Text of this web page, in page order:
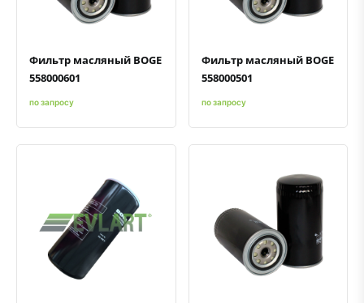
Фильтр масляный BOGE
558000601
по запросу
Фильтр масляный BOGE
558000501
по запросу
Быстрый просмотрДобавить к сравнению Быстрый просмотрДобавить к сравнению
Добавить в избранное